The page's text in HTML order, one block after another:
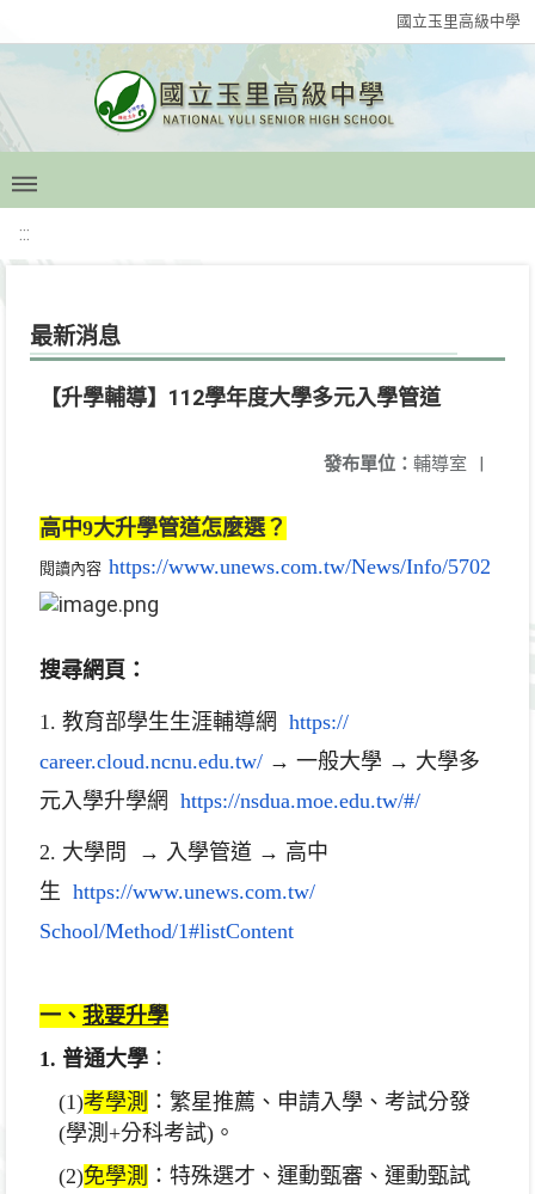
國立玉里高級中學
:::
最新消息
【升學輔導】112學年度大學多元入學管道
發布單位： 輔導室 |
高中9大升學管道怎麼選？
閱讀內容 https://www.unews.com.tw/News/Info/5702
搜尋網頁：
1. 教育部學生生涯輔導網 https://
career.cloud.ncnu.edu.tw/ → 一般大學 → 大學多
元入學升學網 https://nsdua.moe.edu.tw/#/
2. 大學問 → 入學管道 → 高中
生 https://www.unews.com.tw/
School/Method/1#listContent
一、 我要升學
1. 普通大學 ：
(1)考學測 ：繁星推薦、申請入學、考試分發
(學測+分科考試) 。
(2)免學測 ：特殊選才、運動甄審、運動甄試